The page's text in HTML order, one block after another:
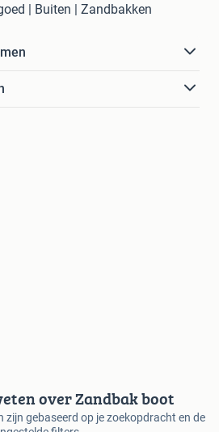
| Buiten | Zandbakken
over Zandbak boot
zijn gebaseerd op je zoekopdracht en de